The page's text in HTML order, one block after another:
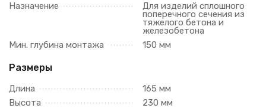
Назначение
Для изделий сплошного
поперечного сечения из
тяжелого бетона и
железобетона
Мин. глубина монтажа
150 мм
Размеры
Длина
165 мм
Высота
230 мм